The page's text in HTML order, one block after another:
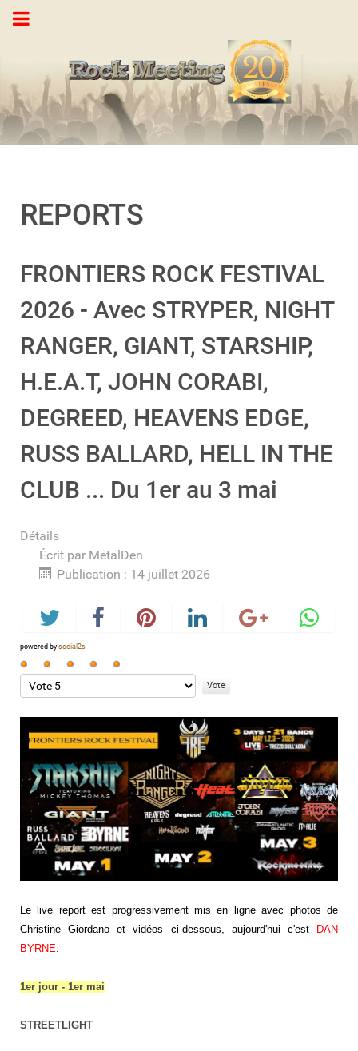
REPORTS
FRONTIERS ROCK FESTIVAL
2026 - Avec STRYPER, NIGHT
RANGER, GIANT, STARSHIP,
H.E.A.T, JOHN CORABI,
DEGREED, HEAVENS EDGE,
RUSS BALLARD, HELL IN THE
CLUB ... Du 1er au 3 mai
Détails
Écrit par MetalDen
Publication : 14 juillet 2026
powered by social2s
Vote
utilisateur:
Veuillez
voter
Le live report est progressivement mis en ligne avec photos de
Christine Giordano et vidéos ci-dessous, aujourd'hui c'est
DAN
BYRNE.
1er jour - 1er mai
STREETLIGHT
https://dai.ly/xaanbv4